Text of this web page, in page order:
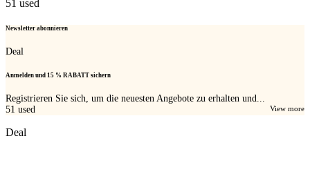
51 used
Newsletter abonnieren
Deal
Anmelden und 15 % RABATT sichern
Registrieren Sie sich, um die neuesten Angebote zu erhalten und...
View more
51 used
Deal